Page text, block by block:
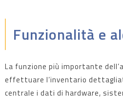
Funzionalità e
La funzione più importante
effettuare l’inventario
centrale i dati di hardware,